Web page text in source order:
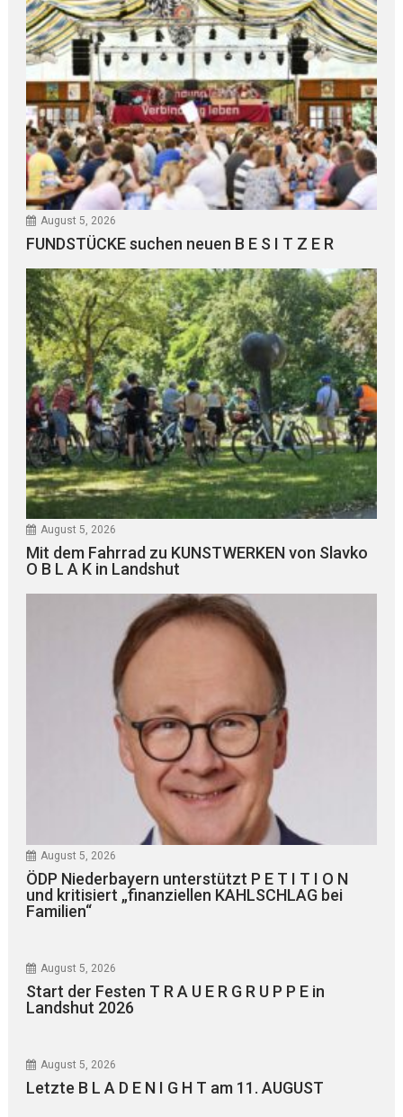
August 5, 2026
FUNDSTÜCKE suchen neuen B E S I T Z E R
August 5, 2026
Mit dem Fahrrad zu KUNSTWERKEN von Slavko
O B L A K in Landshut
August 5, 2026
ÖDP Niederbayern unterstützt P E T I T I O N
und kritisiert „finanziellen KAHLSCHLAG bei
Familien“
August 5, 2026
Start der Festen T R A U E R G R U P P E in
Landshut 2026
August 5, 2026
Letzte B L A D E N I G H T am 11. AUGUST